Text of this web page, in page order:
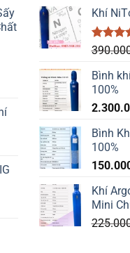
₫.
Khí
Được
5 sao
Bình
100%
Bình
100%
Khí
Mini